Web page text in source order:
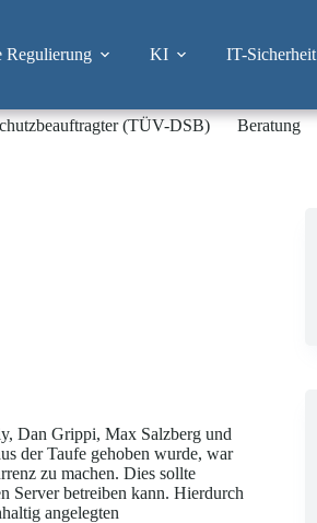
Regulierung KI IT-Sicherheit
(TÜV-DSB) Beratung
Dan Grippi, Max Salzberg und
der Taufe gehoben wurde, war
zu machen. Dies sollte
Server betreiben kann. Hierdurch
angelegten